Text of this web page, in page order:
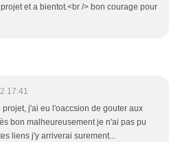
et a bientot.<br /> bon courage pour
17:41
projet, j'ai eu l'oaccsion de gouter aux
bon malheureusement je n'ai pas pu
liens j'y arriverai surement...